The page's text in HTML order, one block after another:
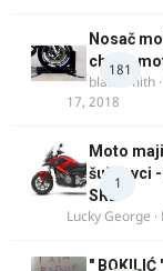
181
Nosač
chock
blacksmith
17, 2018
1
Moto
šuškavci
SRB
Lucky George
"